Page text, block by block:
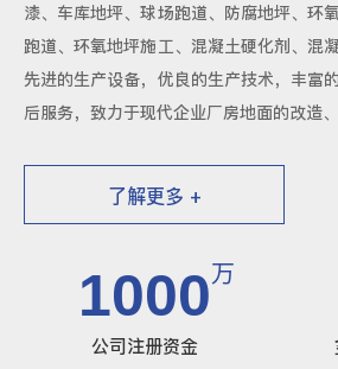
漆、车库地坪、球场跑道、防腐地坪、环
跑道、环氧地坪施工、混凝土硬化剂、混
先进的生产设备，优良的生产技术，丰富
后服务，致力于现代企业厂房地面的改造
了解更多 +
1000万
公司注册资金